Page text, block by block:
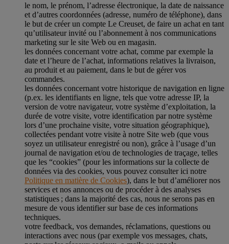
le nom, le prénom, l’adresse électronique, la date de naissance
et d’autres coordonnées (adresse, numéro de téléphone), dans
le but de créer un compte Le Creuset, de faire un achat en tant
qu’utilisateur invité ou l’abonnement à nos communications
marketing sur le site Web ou en magasin.
les données concernant votre achat, comme par exemple la
date et l’heure de l’achat, informations relatives la livraison,
au produit et au paiement, dans le but de gérer vos
commandes.
les données concernant votre historique de navigation en ligne
(p.ex. les identifiants en ligne, tels que votre adresse IP, la
version de votre navigateur, votre système d’exploitation, la
durée de votre visite, votre identification par notre système
lors d’une prochaine visite, votre situation géographique),
collectées pendant votre visite à notre Site web (que vous
soyez un utilisateur enregistré ou non), grâce à l’usage d’un
journal de navigation et/ou de technologies de traçage, telles
que les “cookies” (pour les informations sur la collecte de
données via des cookies, vous pouvez consulter ici notre
Politique en matière de Cookies), dans le but d’améliorer nos
services et nos annonces ou de procéder à des analyses
statistiques ; dans la majorité des cas, nous ne serons pas en
mesure de vous identifier sur base de ces informations
techniques.
votre feedback, vos demandes, réclamations, questions ou
interactions avec nous (par exemple vos messages, chats,